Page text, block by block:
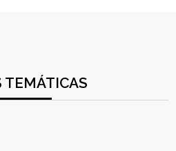
TEMÁTICAS